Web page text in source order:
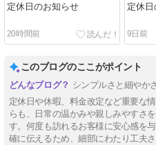
定休日のお知らせ
20時間前
定休
9日前
このブログのここがポイント
シンプルさと細やか
定休日や休暇、料金改定など重要な
らも、日常の温かみや親しみやすさ
す。何度も訪れるお客様に安心感を
確に伝えるため、細部にわたり工夫